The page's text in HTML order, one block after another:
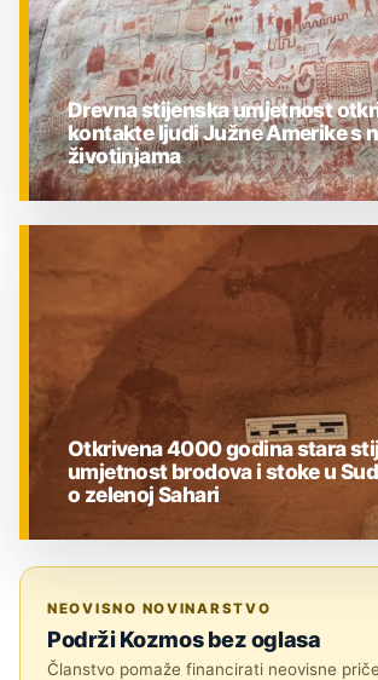
Drevna stijenska umjetnost
kontakte ljudi Južne Amerike s
životinjama
Otkrivena 4000 godina stara
umjetnost brodova i stoke u
o zelenoj Sahari
NEOVISNO NOVINARSTVO
Podrži Kozmos bez oglasa
Članstvo pomaže financirati neovisne